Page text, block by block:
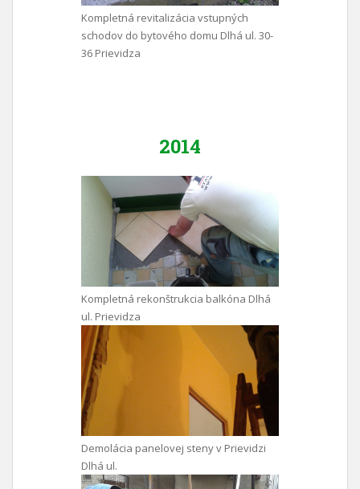
Kompletná revitalizácia vstupných
schodov do bytového domu Dlhá ul. 30-
36 Prievidza
2014
Kompletná rekonštrukcia balkóna Dlhá
ul. Prievidza
Demolácia panelovej steny v Prievidzi
Dlhá ul.